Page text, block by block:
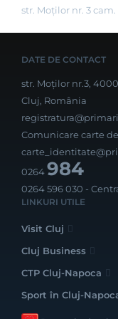
str. Moților nr. 3 cam.
DATE DE CONTACT
str. Moților nr.3,
Cluj, România
Comunicare carte
0264984
0264 596 030 -
LINKURI UTILE
Visit Cluj
Cluj Business
CTP Cluj-Napoca
Sport în Cluj-